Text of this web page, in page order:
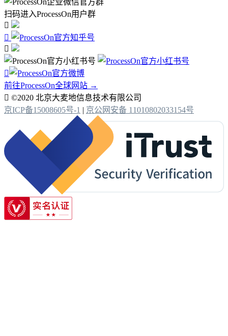
扫码进入ProcessOn用户群




前往ProcessOn全球网站 →
 ©2020 北京大麦地信息技术有限公司
京ICP备15008605号-1 | 京公网安备 11010802033154号